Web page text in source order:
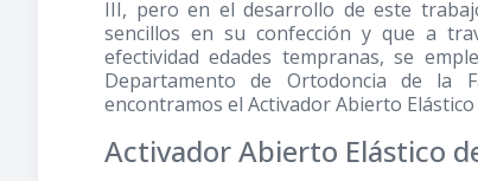
III, pero en el desarrollo de este
sencillos en su confección y que a
efectividad edades tempranas, se
Departamento de Ortodoncia de la
encontramos el Activador Abierto
Activador Abierto Elástico